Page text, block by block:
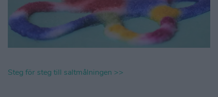
Steg för steg till saltmålningen >>